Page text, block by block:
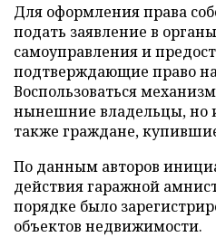
Для оформления права
подать заявление в
самоуправления и
подтверждающие право
Воспользоваться
нынешние владельцы, но
также граждане,
По данным авторов
действия гаражной
порядке было
объектов недвижимости.